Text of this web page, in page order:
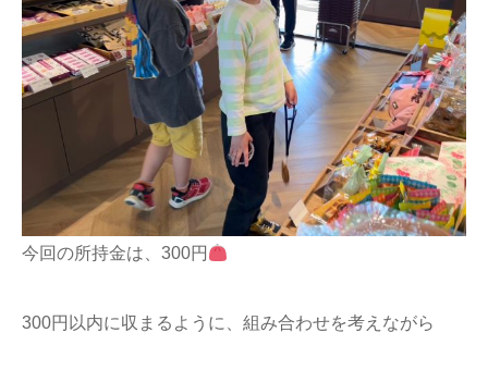
今回の所持金は、300円
300円以内に収まるように、組み合わせを考えながら